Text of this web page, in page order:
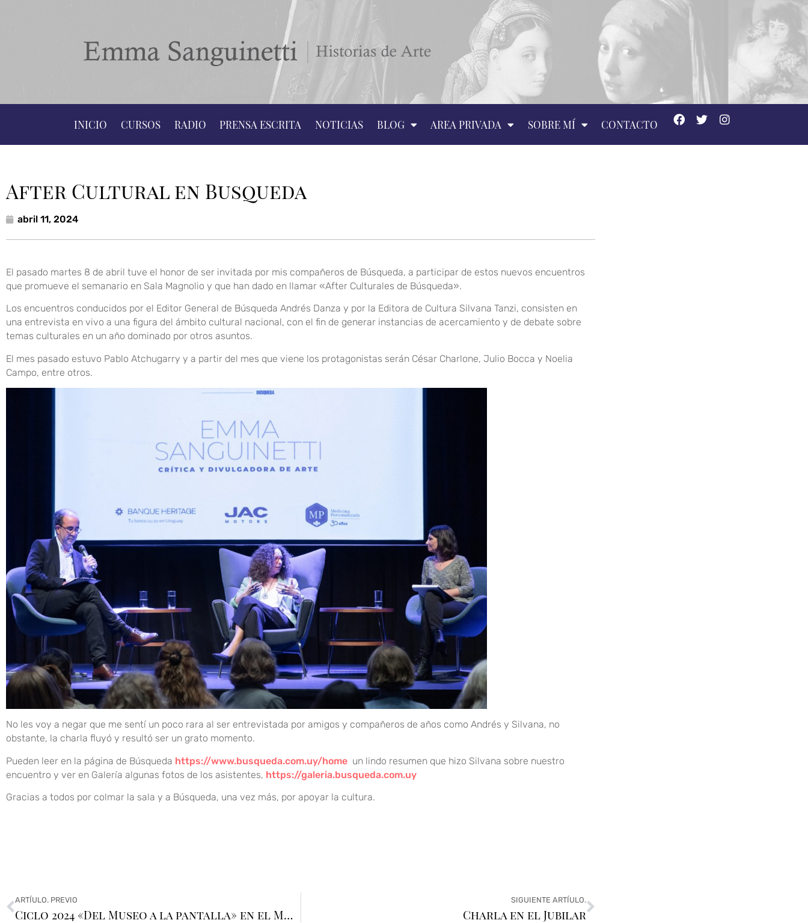
INICIO CURSOS RADIO PRENSA ESCRITA NOTICIAS BLOG AREA PRIVADA SOBRE MÍ CONTACTO
After Cultural en Busqueda
abril 11, 2024
El pasado martes 8 de abril tuve el honor de ser invitada por mis compañeros de Búsqueda, a participar de estos nuevos encuentros
que promueve el semanario en Sala Magnolio y que han dado en llamar «After Culturales de Búsqueda».
Los encuentros conducidos por el Editor General de Búsqueda Andrés Danza y por la Editora de Cultura Silvana Tanzi, consisten en
una entrevista en vivo a una figura del ámbito cultural nacional, con el fin de generar instancias de acercamiento y de debate sobre
temas culturales en un año dominado por otros asuntos.
El mes pasado estuvo Pablo Atchugarry y a partir del mes que viene los protagonistas serán César Charlone, Julio Bocca y Noelia
Campo, entre otros.
No les voy a negar que me sentí un poco rara al ser entrevistada por amigos y compañeros de años como Andrés y Silvana, no
obstante, la charla fluyó y resultó ser un grato momento.
Pueden leer en la página de Búsqueda https://www.busqueda.com.uy/home un lindo resumen que hizo Silvana sobre nuestro
encuentro y ver en Galería algunas fotos de los asistentes, https://galeria.busqueda.com.uy
Gracias a todos por colmar la sala y a Búsqueda, una vez más, por apoyar la cultura.
ARTÍULO. PREVIO
Ciclo 2024 «Del Museo a la pantalla» en el Movie
SIGUIENTE ARTÍULO.
Charla en el Jubilar